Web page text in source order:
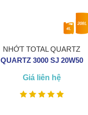
NHỚT TOTAL QUARTZ
QUARTZ 3000 SJ 20W50
Giá liên hệ